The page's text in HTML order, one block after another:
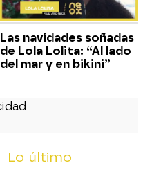
Las navidades soñadas
de Lola Lolita: “Al lado
del mar y en bikini”
Lo último